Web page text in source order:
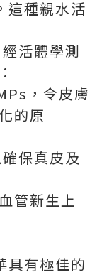
種親水活
活體學測
，令皮膚
的原
保真皮及
管新生上
有極佳的